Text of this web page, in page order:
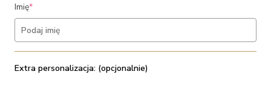
Imię*(required)
Extra personalizacja: (opcjonalnie)